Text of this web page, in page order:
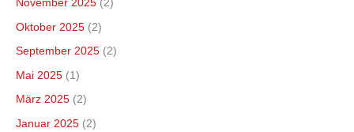
November 2025 (2)
Oktober 2025 (2)
September 2025 (2)
Mai 2025 (1)
März 2025 (2)
Januar 2025 (2)